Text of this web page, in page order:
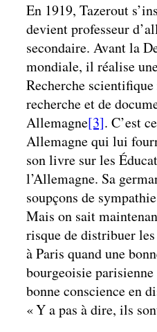
En 1919, Tazerout
devient professeur
secondaire. Avant la
mondiale, il réalise
Recherche
recherche et de
Allemagne[3]. C’est
Allemagne qui lui
son livre sur les
l’Allemagne. Sa
soupçons de
Mais on sait
risque de distribuer
à Paris quand une
bourgeoisie
bonne conscience en
« Y a pas à dire, ils